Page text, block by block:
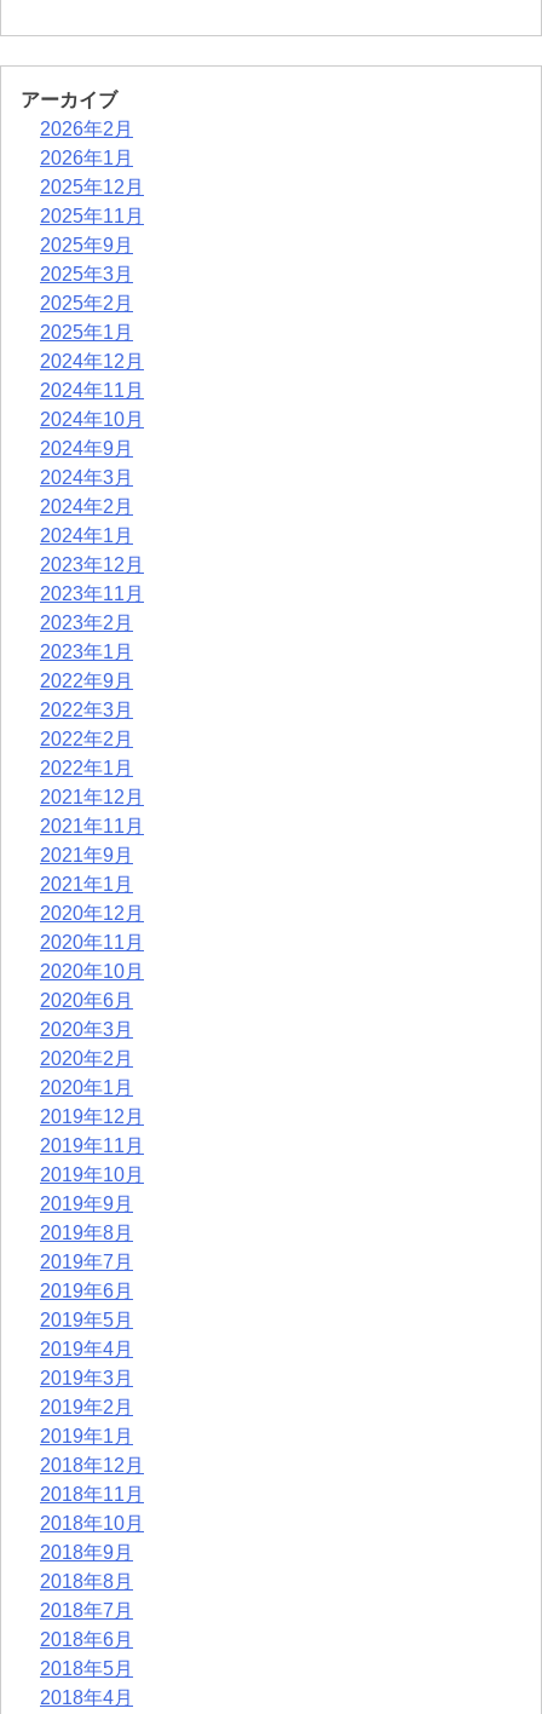
アーカイブ
2026年2月
2026年1月
2025年12月
2025年11月
2025年9月
2025年3月
2025年2月
2025年1月
2024年12月
2024年11月
2024年10月
2024年9月
2024年3月
2024年2月
2024年1月
2023年12月
2023年11月
2023年2月
2023年1月
2022年9月
2022年3月
2022年2月
2022年1月
2021年12月
2021年11月
2021年9月
2021年1月
2020年12月
2020年11月
2020年10月
2020年6月
2020年3月
2020年2月
2020年1月
2019年12月
2019年11月
2019年10月
2019年9月
2019年8月
2019年7月
2019年6月
2019年5月
2019年4月
2019年3月
2019年2月
2019年1月
2018年12月
2018年11月
2018年10月
2018年9月
2018年8月
2018年7月
2018年6月
2018年5月
2018年4月